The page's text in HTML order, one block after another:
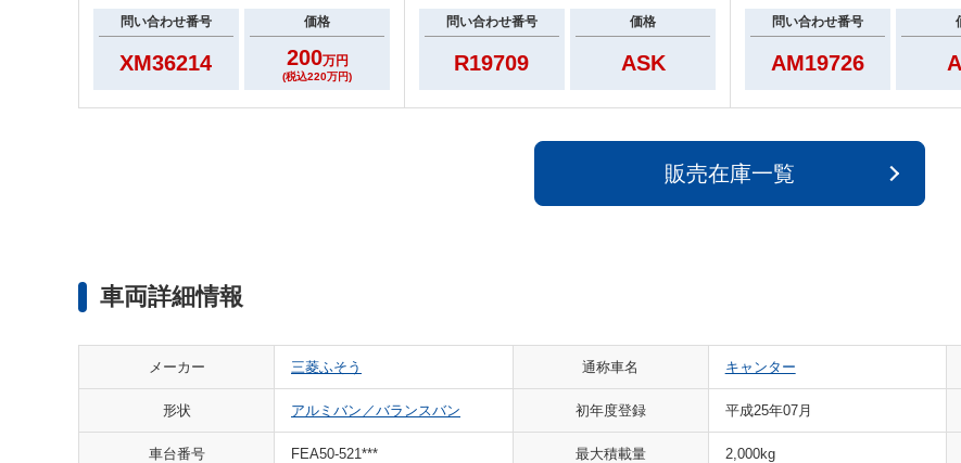
問い合わせ番号
XM36214
価格
200万円
(税込220万円)
問い合わせ番号
R19709
価格
ASK
問い合わせ番号
AM19726
販売在庫一覧
車両詳細情報
メーカー 三菱ふそう 通称車名 キャンター
形状 アルミバン／バランスバン 初年度登録 平成25年07月
車台番号 FEA50-521*** 最大積載量 2,000kg